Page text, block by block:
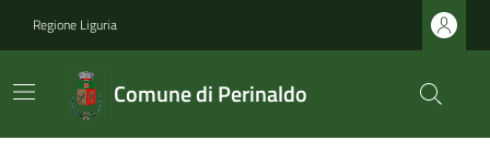
Regione Liguria
Comune di Perinaldo